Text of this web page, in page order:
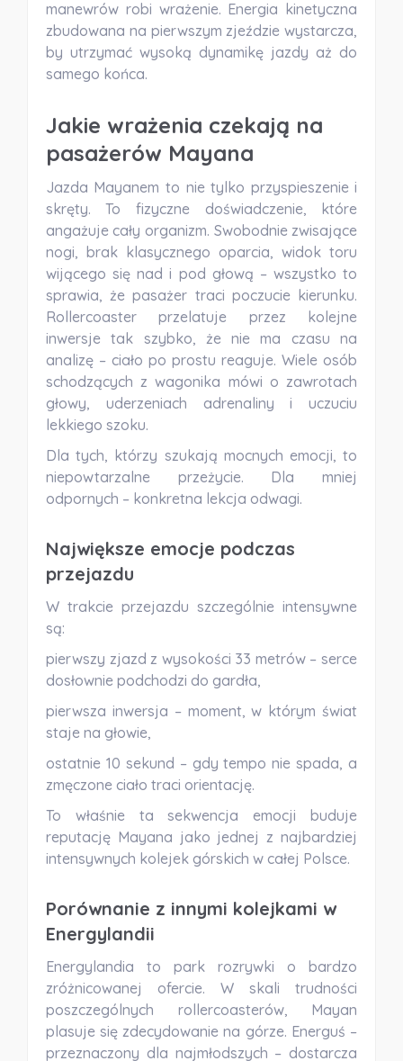
manewrów robi wrażenie. Energia kinetyczna
zbudowana na pierwszym zjeździe wystarcza,
by utrzymać wysoką dynamikę jazdy aż do
samego końca.
Jakie wrażenia czekają na
pasażerów Mayana
Jazda Mayanem to nie tylko przyspieszenie i
skręty. To fizyczne doświadczenie, które
angażuje cały organizm. Swobodnie zwisające
nogi, brak klasycznego oparcia, widok toru
wijącego się nad i pod głową – wszystko to
sprawia, że pasażer traci poczucie kierunku.
Rollercoaster przelatuje przez kolejne
inwersje tak szybko, że nie ma czasu na
analizę – ciało po prostu reaguje. Wiele osób
schodzących z wagonika mówi o zawrotach
głowy, uderzeniach adrenaliny i uczuciu
lekkiego szoku.
Dla tych, którzy szukają mocnych emocji, to
niepowtarzalne przeżycie. Dla mniej
odpornych – konkretna lekcja odwagi.
Największe emocje podczas
przejazdu
W trakcie przejazdu szczególnie intensywne
są:
pierwszy zjazd z wysokości 33 metrów – serce
dosłownie podchodzi do gardła,
pierwsza inwersja – moment, w którym świat
staje na głowie,
ostatnie 10 sekund – gdy tempo nie spada, a
zmęczone ciało traci orientację.
To właśnie ta sekwencja emocji buduje
reputację Mayana jako jednej z najbardziej
intensywnych kolejek górskich w całej Polsce.
Porównanie z innymi kolejkami w
Energylandii
Energylandia to park rozrywki o bardzo
zróżnicowanej ofercie. W skali trudności
poszczególnych rollercoasterów, Mayan
plasuje się zdecydowanie na górze. Energuś –
przeznaczony dla najmłodszych – dostarcza